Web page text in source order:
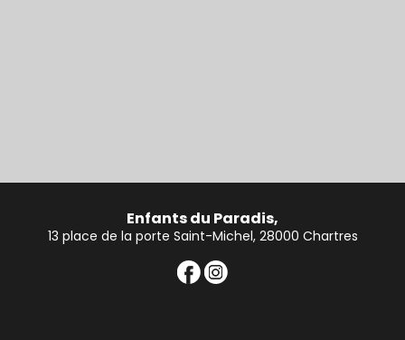
Enfants du Paradis,
13 place de la porte Saint-Michel, 28000 Chartres